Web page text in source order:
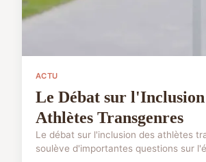
ACTU
Le Débat sur l'Inclusion
Athlètes Transgenres
Le débat sur l'inclusion des athlètes
soulève d'importantes questions sur